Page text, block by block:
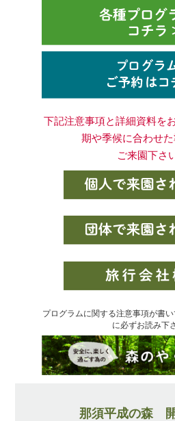
下記注意事項と詳細資料を
期や季候に合わせ
ご来園下さ
プログラムに関する注意事項が書
に必ずお読み下
那須平成の森